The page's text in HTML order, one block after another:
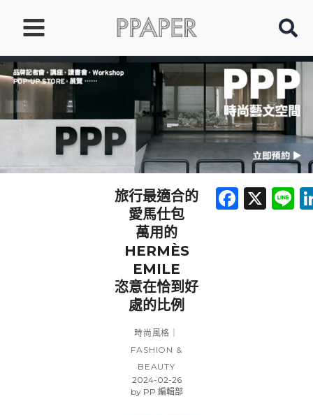
要
內
旅行最適合的
愛馬仕包
萬用的
HERMÈS
EMILE
恣意在恰到好
處的比例
時尚風格｜
FASHION &
BEAUTY
2024-02-26
byPP 編輯部
X